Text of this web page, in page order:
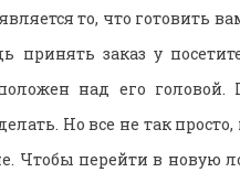
то, что готовить
принять заказ у
над его головой.
Но все не так
Чтобы перейти в новую